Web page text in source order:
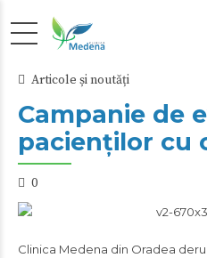
Articole și noutăți
Campanie de
pacienților cu
0
Clinica Medena din Oradea